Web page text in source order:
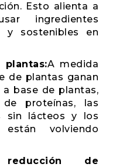
Esto alienta a
ingredientes
y sostenibles en
plantas:A medida
de plantas ganan
base de plantas,
proteínas, las
sin lácteos y los
volviendo
de